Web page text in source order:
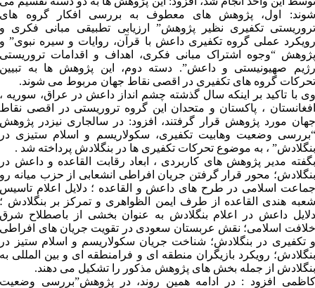
شوند: اول، پژوهش های معطوف به بررسی افکار گروه های
تروریستی تکفیری نظیر پژوهش” ارزیابی تطبیقی مبانی فکری و
رویکرد عملی گروه تکفیری داعش با قرآن، روایات و سیره نبوی” و
پژوهش “وجوه اشتراک مبانی فکری، اهداف و اقدامات تروریستی
رژیم صهیونیستی و داعش”. دسته دوم، این پژوهش ها به تبیین
تحرکات گروه های تکفیری در اقصی نقاط جهان مربوط می شوند.
وی با تاکید بر اینکه سال گذشته چشم انداز داعش در عراق، سوریه ،
افغانستان ، پاکستان و متحدان این گروه تروریستی در اقصی نقاط
جهان مورد پژوهش قرار گرفتند، افزود: در سالجاری نیزدر پژوهش
“بررسی وضعیت وهابیت تکفیری، سکولاریسم و اسلام ستیزی در
بنگلادش” ، به موضوع تحرکات تکفیری ها در بنگلادش پرداخته شد .
بگفته مدیر پژوهش های کاربردی ، ابعاد رقابت القاعده و داعش در
بنگلادش؛ محور قرار گرفتن جریان افراطی انشعابی از حزب میانه رو
جماعت اسلامی در طرح های داعش و القاعده ؛ دلایل اعلام تاسیس
شعبه هندی القاعده از طرف ایمن الظواهری و تمرکز بر بنگلادش ؛
دلایل داعش در اعلام بنگلادش به عنوان بخشی از باصطلاح شرق
خلافت اسلامی؛ نقش عربستان سعودی در تقویت جریان های افراطی
و تکفیری در بنگلادش؛ شناخت جریان سکولاریسم و اسلام ستیز در
بنگلادش؛ رویکرد بازیگران منطقه ای و فرامنطقه ای و بین المللی به
بنگلادش از جمله بخش های پژوهش مذکور را تشکیل می دهند.
کاظمی افزود : در ادامه همین روند، در پژوهش”بررسی وضعیت